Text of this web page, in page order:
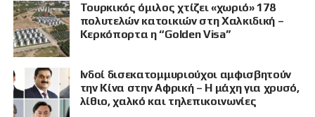
Τουρκικός όμιλος χτίζει «χωριό» 178
πολυτελών κατοικιών στη Χαλκιδική –
Κερκόπορτα η “Golden Visa”
Ινδοί δισεκατομμυριούχοι αμφισβητούν
την Κίνα στην Αφρική – Η μάχη για χρυσό,
λίθιο, χαλκό και τηλεπικοινωνίες